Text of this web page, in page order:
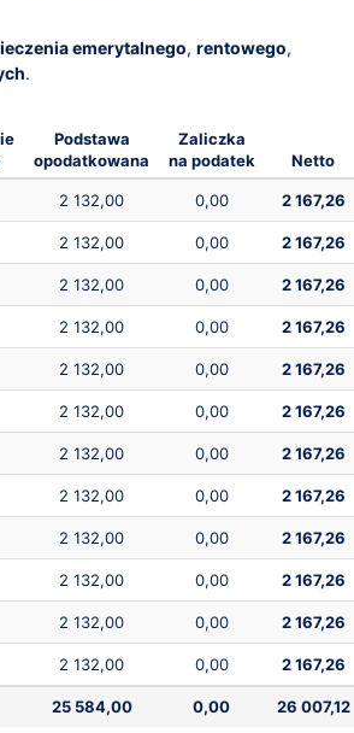
emerytalnego, rentowego,
.
Podstawa
opodatkowana
Zaliczka
na podatek
Netto
2 132,00 0,00 2 167,26
2 132,00 0,00 2 167,26
2 132,00 0,00 2 167,26
2 132,00 0,00 2 167,26
2 132,00 0,00 2 167,26
2 132,00 0,00 2 167,26
2 132,00 0,00 2 167,26
2 132,00 0,00 2 167,26
2 132,00 0,00 2 167,26
2 132,00 0,00 2 167,26
2 132,00 0,00 2 167,26
2 132,00 0,00 2 167,26
25 584,00 0,00 26 007,12